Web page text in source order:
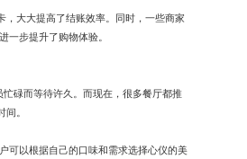
大大提高了结账效率。同时，一些商家
步提升了购物体验。
碌而等待许久。而现在，很多餐厅都推
。
可以根据自己的口味和需求选择心仪的美